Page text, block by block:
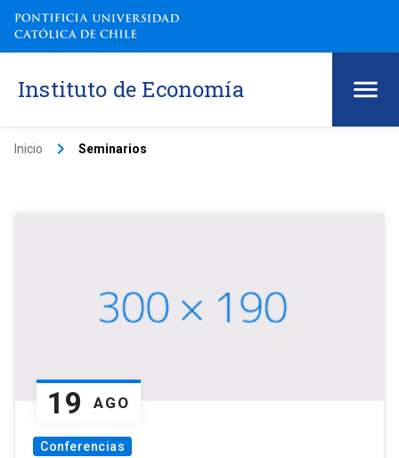
Instituto de Economía
Inicio keyboard_arrow_right Seminarios
19 AGO
Conferencias